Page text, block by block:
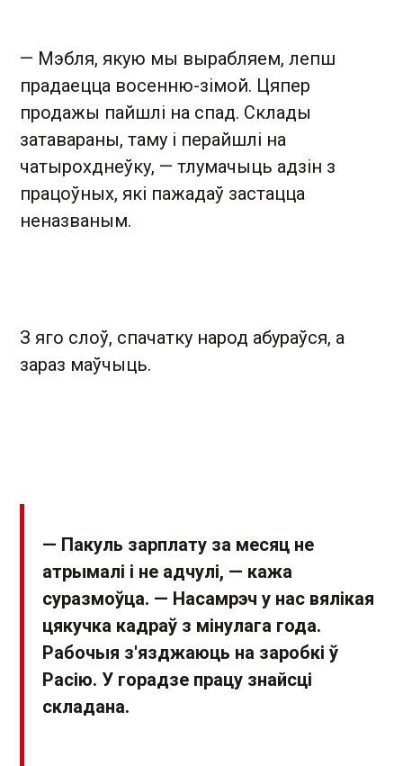
— Мэбля, якую мы вырабляем, лепш
прадаецца восенню-зімой. Цяпер
продажы пайшлі на спад. Склады
затавараны, таму і перайшлі на
чатырохднеўку, — тлумачыць адзін з
працоўных, які пажадаў застацца
неназваным.
З яго слоў, спачатку народ абураўся, а
зараз маўчыць.
— Пакуль зарплату за месяц не
атрымалі і не адчулі, — кажа
суразмоўца. — Насамрэч у нас вялікая
цякучка кадраў з мінулага года.
Рабочыя з'язджаюць на заробкі ў
Расію. У горадзе працу знайсці
складана.